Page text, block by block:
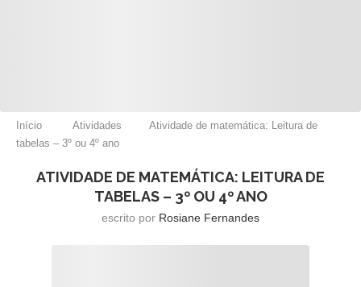
Início Atividades
Atividade de matemática: Leitura de
tabelas – 3º ou 4º ano
ATIVIDADE DE MATEMÁTICA: LEITURA DE
TABELAS – 3º OU 4º ANO
escrito por Rosiane Fernandes